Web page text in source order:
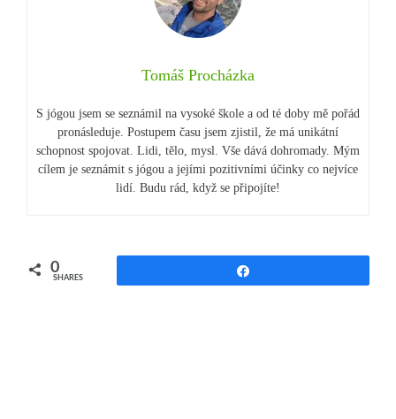
Tomáš Procházka
S jógou jsem se seznámil na vysoké škole a od té doby mě pořád
pronásleduje. Postupem času jsem zjistil, že má unikátní
schopnost spojovat. Lidi, tělo, mysl. Vše dává dohromady. Mým
cílem je seznámit s jógou a jejími pozitivními účinky co nejvíce
lidí. Budu rád, když se připojíte!
0
SHARES